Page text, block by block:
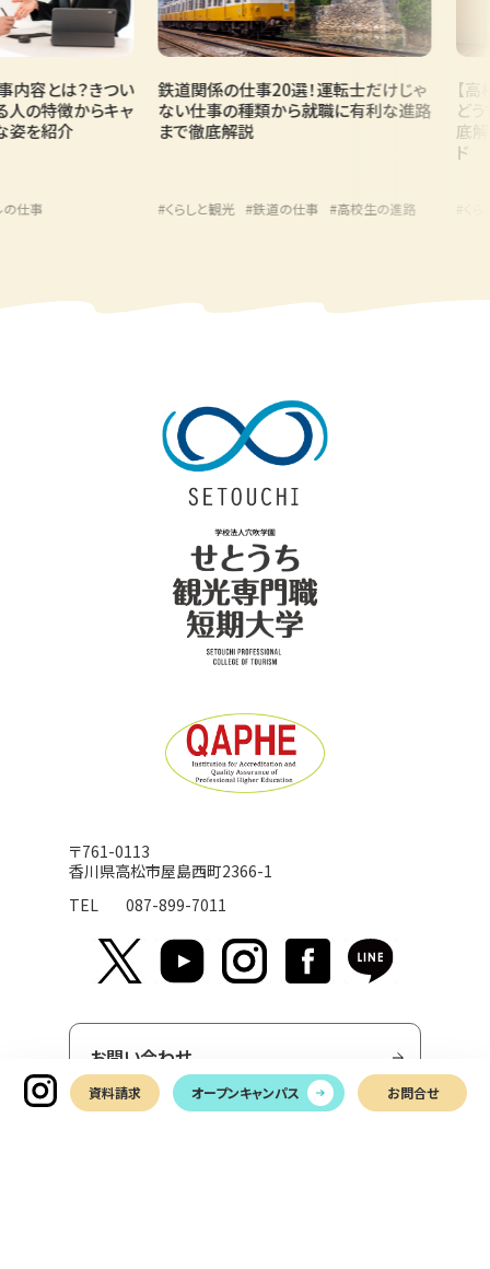
資料請求 オープンキャンパス お問合せ
容とは？きつい
の特徴からキャ
を紹介
事
鉄道関係の仕事20選！運転士だけじゃ
ない仕事の種類から就職に有利な進路
まで徹底解説
#くらしと観光 #鉄道の仕事 #高校生の進路
【高
どう
底解
〒761-0113
香川県高松市屋島西町2366-1
TEL
087-899-7011
お問い合わせ